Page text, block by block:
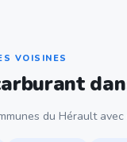
VOISINES
du Hérault